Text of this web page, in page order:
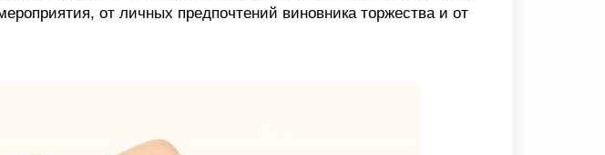
от личных предпочтений виновника торжества и от